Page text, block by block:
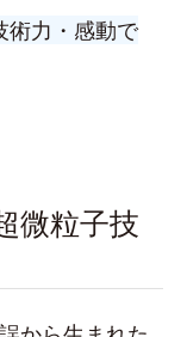
術力・感動で
微粒子技